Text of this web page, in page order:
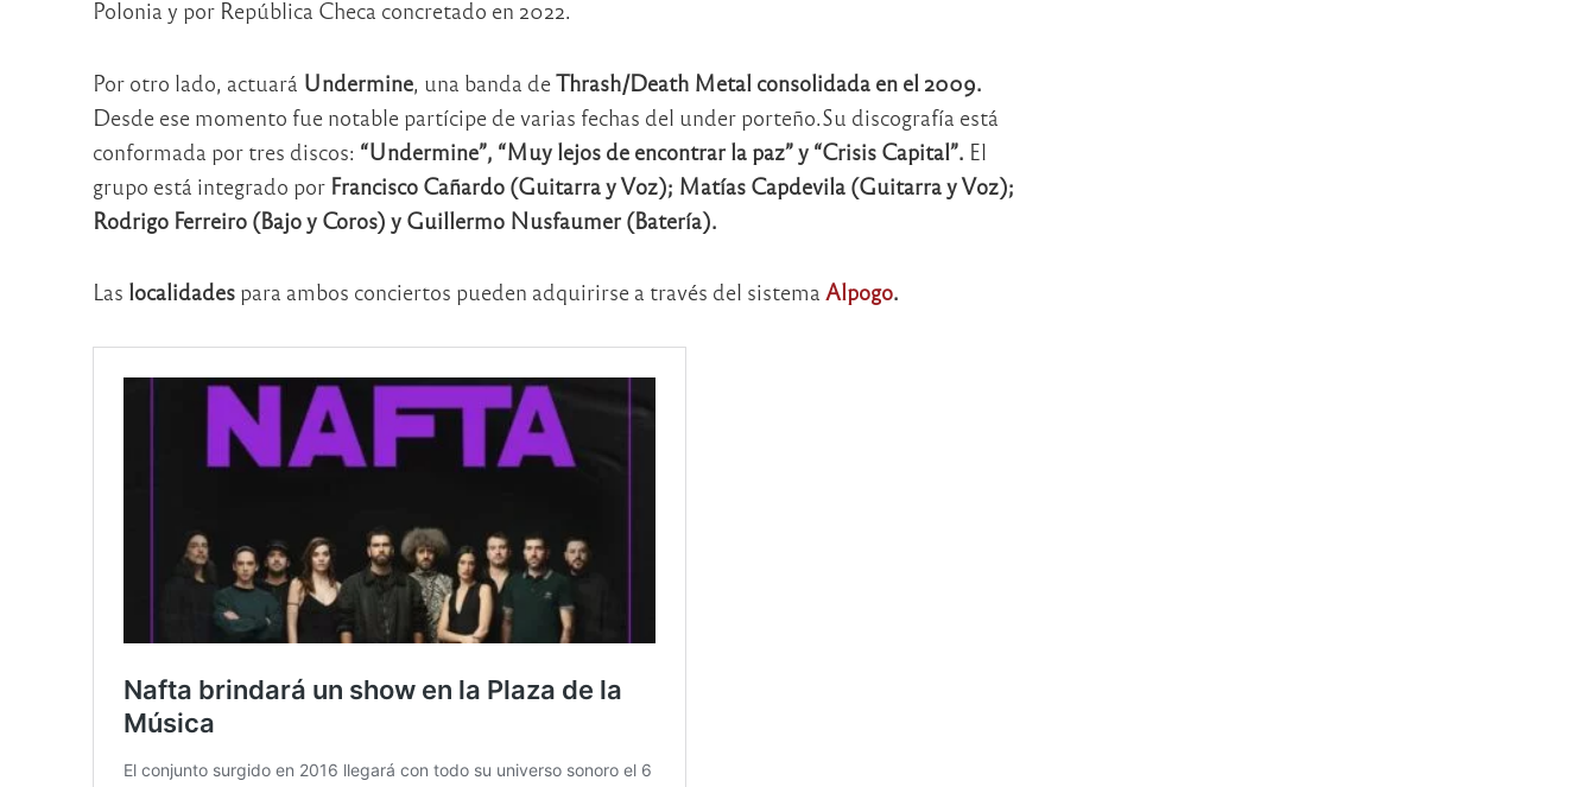
Polonia y por República Checa concretado en 2022.
Por otro lado, actuará Undermine, una banda deThrash/Death Metal consolidada en el 2009.
Desde ese momento fue notable partícipe de varias fechas del under porteño.Su discografía está
conformada por tres discos: “Undermine”, “Muy lejos de encontrar la paz” y “Crisis Capital”. El
grupo está integrado por Francisco Cañardo (Guitarra y Voz); Matías Capdevila (Guitarra y Voz);
Rodrigo Ferreiro (Bajo y Coros) y Guillermo Nusfaumer (Batería).
Las localidadespara ambos conciertos pueden adquirirse a través del sistema Alpogo.